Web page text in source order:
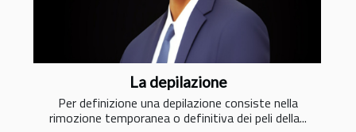
La depilazione
Per definizione una depilazione consiste nella
rimozione temporanea o definitiva dei peli della...